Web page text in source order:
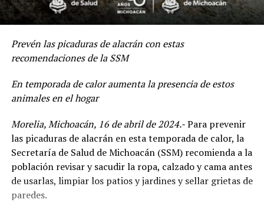
Prevén las picaduras de alacrán con estas
recomendaciones de la SSM
En temporada de calor aumenta la presencia de estos
animales en el hogar
Morelia, Michoacán, 16 de abril de 2024.-Para prevenir
las picaduras de alacrán en esta temporada de calor, la
Secretaría de Salud de Michoacán (SSM) recomienda a la
población revisar y sacudir la ropa, calzado y cama antes
de usarlas, limpiar los patios y jardines y sellar grietas de
paredes.